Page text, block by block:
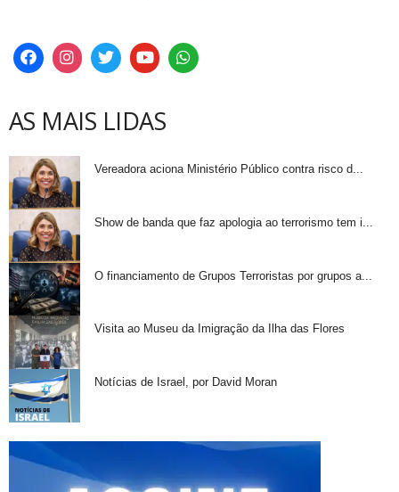
AS MAIS LIDAS
Vereadora aciona Ministério Público contra risco d...
Show de banda que faz apologia ao terrorismo tem i...
O financiamento de Grupos Terroristas por grupos a...
Visita ao Museu da Imigração da Ilha das Flores
Notícias de Israel, por David Moran